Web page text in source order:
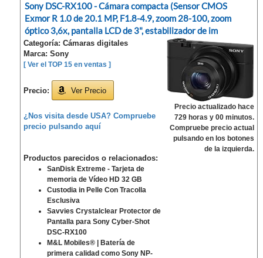
Sony DSC-RX100 - Cámara compacta (Sensor CMOS
Exmor R 1.0 de 20.1 MP, F1.8-4.9, zoom 28-100, zoom
óptico 3,6x, pantalla LCD de 3", estabilizador de im
Categoría: Cámaras digitales
Marca: Sony
[ Ver el TOP 15 en ventas ]
Precio: Ver Precio
¿Nos visita desde USA? Compruebe
precio pulsando aquí
Productos parecidos o relacionados:
SanDisk Extreme - Tarjeta de
memoria de Vídeo HD 32 GB
Custodia in Pelle Con Tracolla
Esclusiva
Savvies Crystalclear Protector de
Pantalla para Sony Cyber-Shot
DSC-RX100
M&L Mobiles® | Batería de
primera calidad como Sony NP-
Precio actualizado hace
729 horas y 00 minutos.
Compruebe precio actual
pulsando en los botones
de la izquierda.